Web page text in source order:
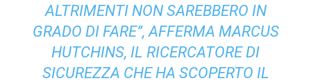
ALTRIMENTI NON SAREBBERO IN
GRADO DI FARE”, AFFERMA MARCUS
HUTCHINS, IL RICERCATORE DI
SICUREZZA CHE HA SCOPERTO IL